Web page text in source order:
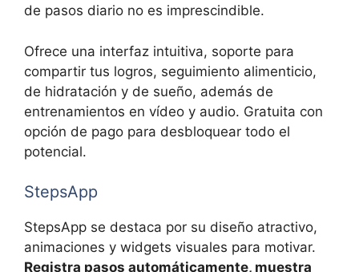
de pasos diario no es imprescindible.
Ofrece una interfaz intuitiva, soporte para
compartir tus logros, seguimiento alimenticio,
de hidratación y de sueño, además de
entrenamientos en vídeo y audio. Gratuita con
opción de pago para desbloquear todo el
potencial.
StepsApp
StepsApp se destaca por su diseño atractivo,
animaciones y widgets visuales para motivar.
Registra pasos automáticamente, muestra